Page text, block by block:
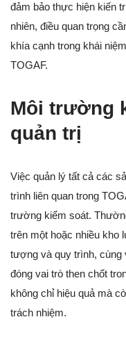
đảm bảo thực hiện kiến
nhiên, điều quan trọng
khía cạnh trong khái
TOGAF.
Môi trường
quản trị
Việc quản lý tất cả các
trình liên quan trong
trường kiểm soát.
trên một hoặc nhiều kho
tượng và quy trình,
đóng vai trò then chốt
không chỉ hiệu quả mà
trách nhiệm.